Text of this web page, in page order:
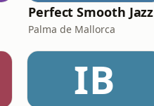
Perfect Smooth Jazz
Palma de Mallorca
IB